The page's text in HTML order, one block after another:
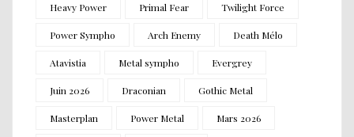
Heavy Power Primal Fear Twilight Force
Power Sympho Arch Enemy Death Mélo
Atavistia Metal sympho Evergrey
Juin 2026 Draconian Gothic Metal
Masterplan Power Metal Mars 2026